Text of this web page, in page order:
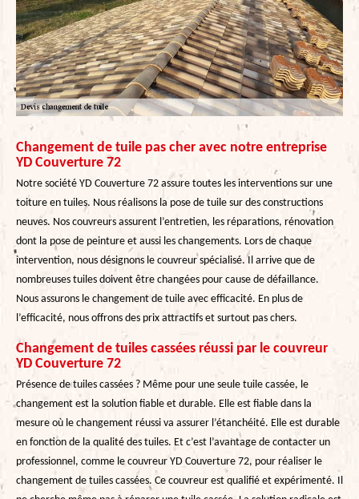
Changement de tuile pas cher avec notre entreprise
YD Couverture 72
Notre société YD Couverture 72 assure toutes les interventions sur une
toiture en tuiles. Nous réalisons la pose de tuile sur des constructions
neuves. Nos couvreurs assurent l’entretien, les réparations, rénovation
dont la pose de peinture et aussi les changements. Lors de chaque
intervention, nous désignons le couvreur spécialisé. Il arrive que de
nombreuses tuiles doivent être changées pour cause de défaillance.
Nous assurons le changement de tuile avec efficacité. En plus de
l’efficacité, nous offrons des prix attractifs et surtout pas chers.
Changement de tuiles cassées réussi par le couvreur
YD Couverture 72
Présence de tuiles cassées ? Même pour une seule tuile cassée, le
changement est la solution fiable et durable. Elle est fiable dans la
mesure où le changement réussi va assurer l’étanchéité. Elle est durable
en fonction de la qualité des tuiles. Et c’est l’avantage de contacter un
professionnel, comme le couvreur YD Couverture 72, pour réaliser le
changement de tuiles cassées. Ce couvreur est qualifié et expérimenté. Il